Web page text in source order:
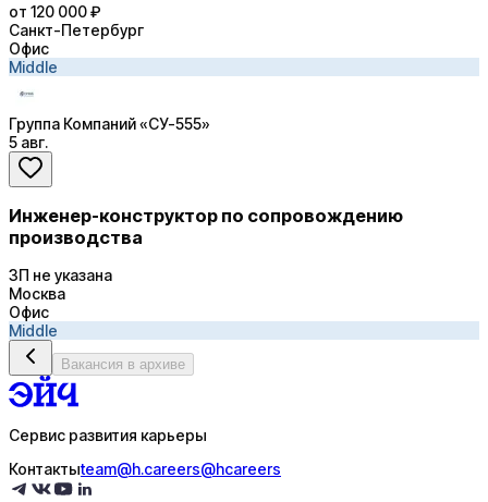
от 120 000 ₽
Санкт-Петербург
Офис
Middle
Группа Компаний «СУ-555»
5 авг.
Инженер-конструктор по сопровождению
производства
ЗП не указана
Москва
Офис
Middle
Вакансия в архиве
Сервис развития карьеры
Контактыteam@h.careers@hcareers